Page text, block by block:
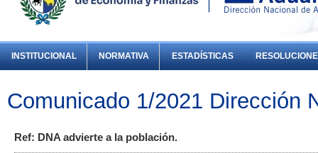
INSTITUCIONAL NORMATIVA ESTADÍSTICAS
Comunicado 1/2021 Dirección
Ref: DNA advierte a la población.